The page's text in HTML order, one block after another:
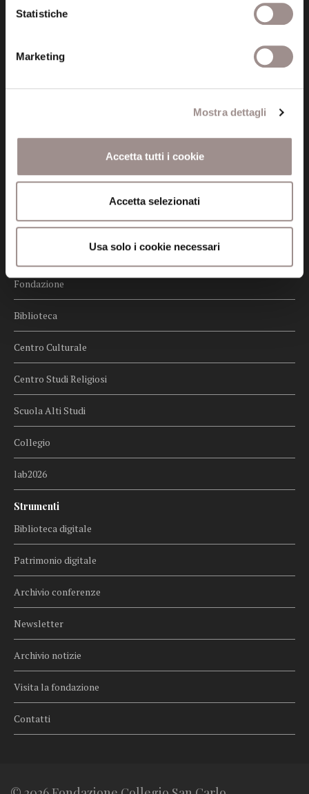
Statistiche
Marketing
Mostra dettagli
Accetta tutti i cookie
Accetta selezionati
Usa solo i cookie necessari
Whistleblowing
Menu
Fondazione
Biblioteca
Centro Culturale
Centro Studi Religiosi
Scuola Alti Studi
Collegio
lab2026
Strumenti
Biblioteca digitale
Patrimonio digitale
Archivio conferenze
Newsletter
Archivio notizie
Visita la fondazione
Contatti